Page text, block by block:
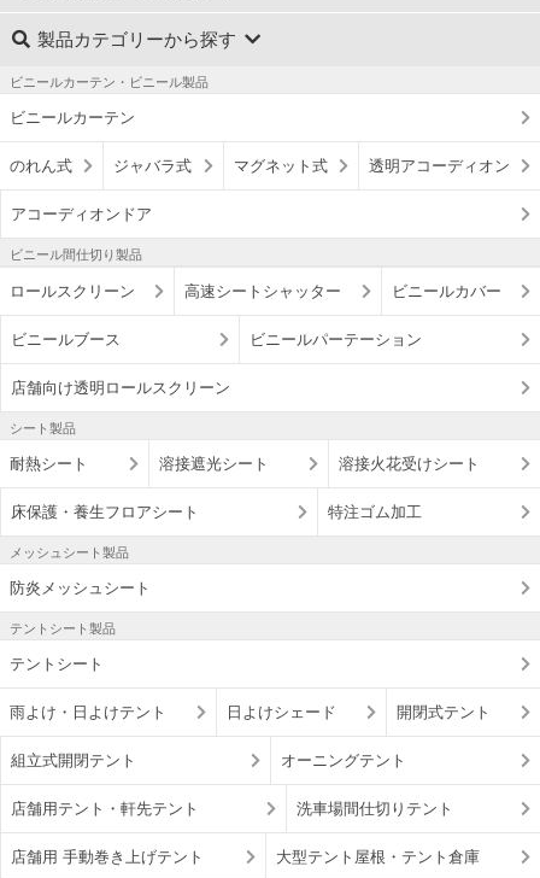
製品カテゴリーから探す
ビニールカーテン・ビニール製品
ビニールカーテン
のれん式 ジャバラ式 マグネット式 透明アコーディオン
アコーディオンドア
ビニール間仕切り製品
ロールスクリーン 高速シートシャッター ビニールカバー
ビニールブース ビニールパーテーション
店舗向け透明ロールスクリーン
シート製品
耐熱シート 溶接遮光シート 溶接火花受けシート
床保護・養生フロアシート 特注ゴム加工
メッシュシート製品
防炎メッシュシート
テントシート製品
テントシート
雨よけ・日よけテント 日よけシェード 開閉式テント
組立式開閉テント オーニングテント
店舗用テント・軒先テント 洗車場間仕切りテント
店舗用 手動巻き上げテント 大型テント屋根・テント倉庫